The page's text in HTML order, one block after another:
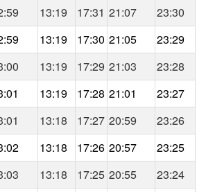
13:19 17:31 21:07
23:30
13:19 17:30 21:05
23:29
13:19 17:29 21:03
23:28
13:19 17:28 21:01
23:27
13:18 17:27 20:59
23:26
13:18 17:26 20:57
23:25
13:18 17:25 20:55
23:24